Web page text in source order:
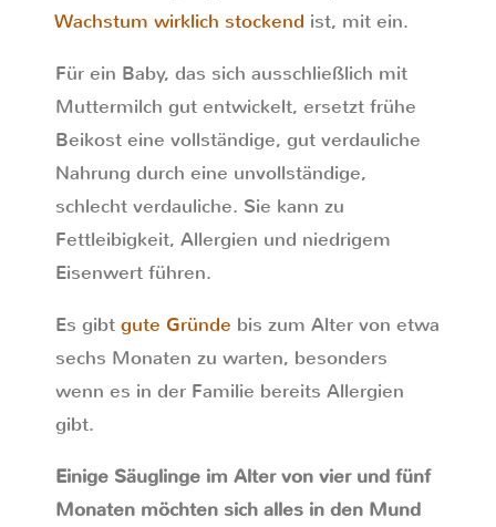
Wachstum wirklich stockend ist, mit ein.
Für ein Baby, das sich ausschließlich mit
Muttermilch gut entwickelt, ersetzt frühe
Beikost eine vollständige, gut verdauliche
Nahrung durch eine unvollständige,
schlecht verdauliche. Sie kann zu
Fettleibigkeit, Allergien und niedrigem
Eisenwert führen.
Es gibt gute Gründe bis zum Alter von etwa
sechs Monaten zu warten, besonders
wenn es in der Familie bereits Allergien
gibt.
Einige Säuglinge im Alter von vier und fünf
Monaten möchten sich alles in den Mund